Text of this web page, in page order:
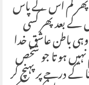
پھر کم اس کے پاس
بعد پھر کسی
باطن عاشق خدا
نہیں ہو تا جو شخص
درجے پر پہنچ کر